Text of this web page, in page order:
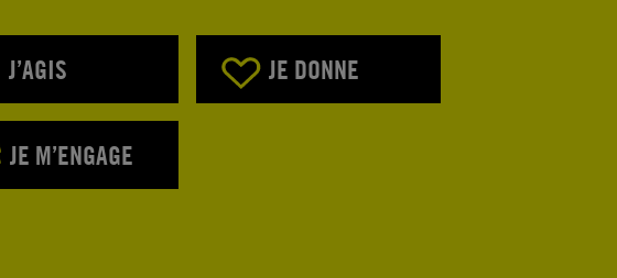
J’AGIS JE DONNE
JE M’ENGAGE